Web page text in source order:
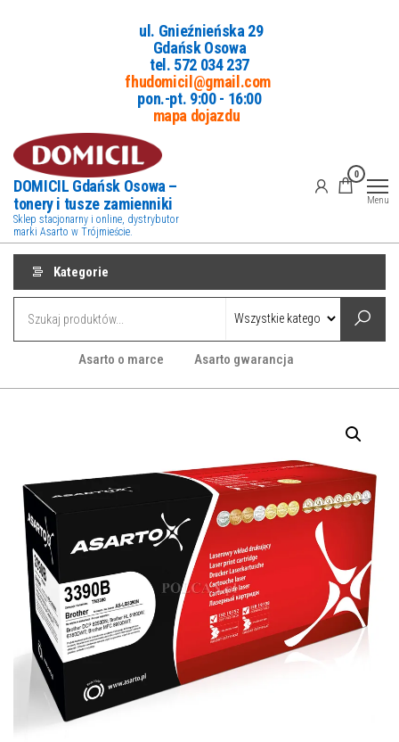
ul. Gnieźnieńska 29
Gdańsk Osowa
tel. 572 034 237
fhudomicil@gmail.com
pon.-pt. 9:00 - 16:00
mapa dojazdu
DOMICIL Gdańsk Osowa –
tonery i tusze zamienniki
Sklep stacjonarny i online, dystrybutor
marki Asarto w Trójmieście.
0
Menu
Kategorie
Asarto o marce Asarto gwarancja